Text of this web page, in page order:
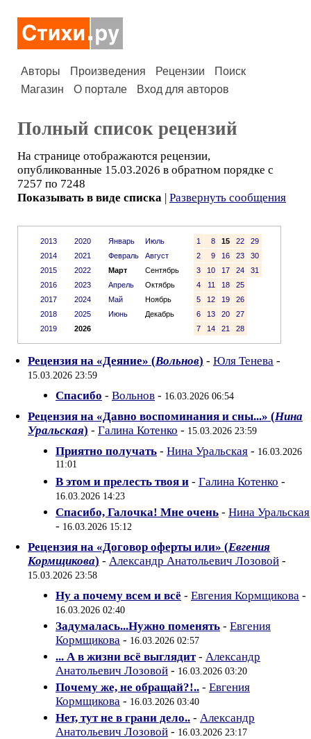
Авторы Произведения Рецензии
Поиск
Магазин
О портале Вход для авторов
Полный список рецензий
На странице отображаются рецензии,
опубликованные 15.03.2026 в обратном порядке с
7257 по 7248
Показывать в виде списка | Развернуть сообщения
2013
2014
2015
2016
2017
2018
2019
2020
2021
2022
2023
2024
2025
2026
Январь
Июль
Февраль
Август
Март
Сентябрь
Апрель
Октябрь
Май
Ноябрь
Июнь
Декабрь
1 8 15 22
29
2
9 16 23
30
3
10 17 24
31
4
11 18
25
5
12 19
26
6
13 20
27
7
14 21 28
Рецензия на «Деяние» (Вольнов) - Юля Тенева -
15.03.2026 23:59
Спасибо - Вольнов - 16.03.2026 06:54
Рецензия на «Давно воспоминания и сны...» (Нина
Уральская) - Галина Котенко - 15.03.2026 23:59
Приятно получать - Нина Уральская - 16.03.2026
11:01
В этом и прелесть твоя и - Галина Котенко -
16.03.2026 14:23
Спасибо, Галочка! Мне очень - Нина Уральская
- 16.03.2026 15:12
Рецензия на «Договор оферты или» (Евгения
Кормщикова) - Александр Анатольевич Лозовой -
15.03.2026 23:58
Ну а почему всем и всё - Евгения Кормщикова -
16.03.2026 02:40
Задумалась...Нужно поменять - Евгения
Кормщикова - 16.03.2026 02:57
... А в жизни всё выглядит- Александр
Анатольевич Лозовой - 16.03.2026 03:20
Почему же, не обращай?!.. - Евгения
Кормщикова - 16.03.2026 03:40
Нeт, тут нe в грaни дeло.. - Александр
Анатольевич Лозовой - 16.03.2026 23:17